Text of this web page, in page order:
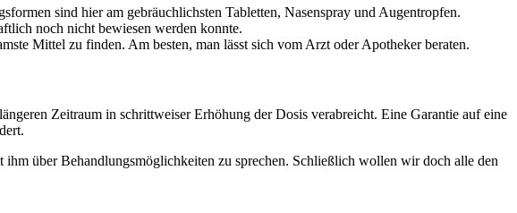
sind hier am gebräuchlichsten Tabletten, Nasenspray und Augentropfen.
noch nicht bewiesen werden konnte.
Mittel zu finden. Am besten, man lässt sich vom Arzt oder Apotheker beraten.
Zeitraum in schrittweiser Erhöhung der Dosis verabreicht. Eine Garantie auf eine
über Behandlungsmöglichkeiten zu sprechen. Schließlich wollen wir doch alle den